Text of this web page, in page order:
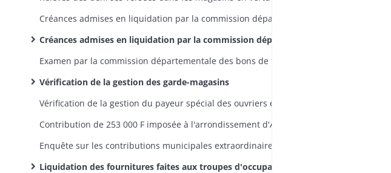
Créances admises en liquidation par la commission départementale: dossiers (pièces justificatives, arrêtés de la commission, correspondance)
Vérification de la gestion des garde-magasins
Liquidation des fournitures faites aux troupes d'occupation entre le 1er décembre 1815 et le 15 février 1816: pièces justificatives, états comptables, correspondance, pourvoi en Conseil d'Etat contre les réductions opérées par le ministère de la Guerre, réintégration du département dans ses droits